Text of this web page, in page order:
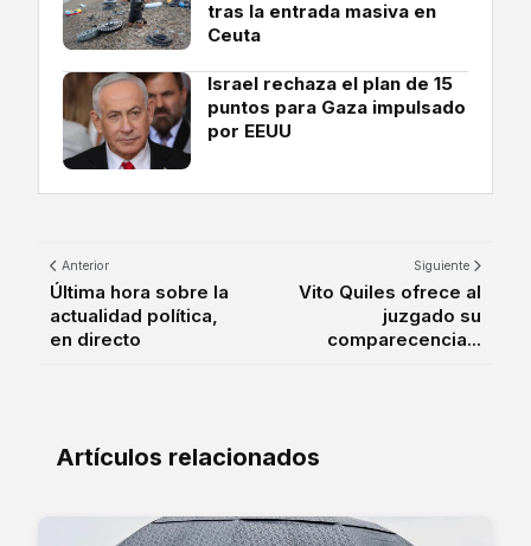
tras la entrada masiva en
Ceuta
Israel rechaza el plan de 15
puntos para Gaza impulsado
por EEUU
Anterior
Última hora sobre la
actualidad política,
en directo
Siguiente
Vito Quiles ofrece al
juzgado su
comparecencia...
Artículos relacionados